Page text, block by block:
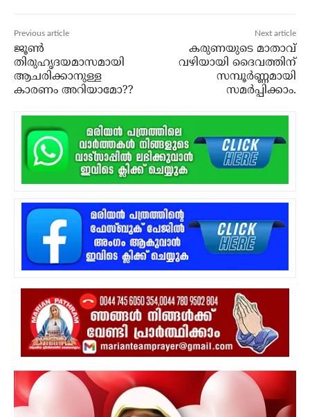
Previous article
ജൂണ്‍
തിരുഹൃദയമാസമായി
ആചരിക്കാനുള്ള
കാരണം അറിയാമോ??
Next article
കരുണയുടെ മാതാവ്
വഴിയായി ദൈവത്തിന്
സമ്പൂര്‍ണ്ണമായി
സമര്‍പ്പിക്കാം.